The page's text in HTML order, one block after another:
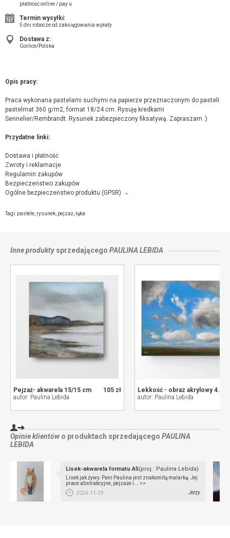
płatność online / pay u
Termin wysyłki:
5 dni robocze od zaksięgowania wpłaty
Dostawa z:
Gorlice/Polska
Opis pracy:
Praca wykonana pastelami suchymi na papierze przeznaczonym do pasteli
pastelmat 360 g/m2, format 18/24 cm. Rysuję kredkami
Sennelier/Rembrandt. Rysunek zabezpieczony fiksatywą. Zapraszam :)
Przydatne linki:
Dostawa i płatność
Zwroty i reklamacje
Regulamin zakupów
Bezpieczeństwo zakupów
Ogólne bezpieczeństwo produktu (GPSR)
Niebieska pracownia, Norwida 4/43, 38-300 Gorlice,
Tagi: pastele rysunek pejzaż łąka
Inne produktysprzedającego PAULINA LEBIDA
105 zł
Pejzaż- akwarela 15/15 cm
autor: Paulina Lebida
Lekkość - obraz akrylowy 40/50 cm
autor: Paulina Lebida
Opinie klientów o produktach sprzedającego PAULINA
LEBIDA
Lisek-akwarela formatu A5(proj.: Paulina Lebida)
Lisek jak żywy. Pani Paulina jest znakomitą malarką. Jej
prace abstrakcyjne, pejzaże i... >>
2024-11-29
Jerzy